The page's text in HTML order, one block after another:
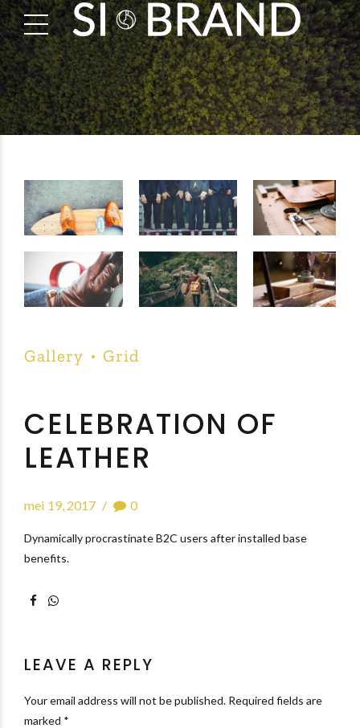
Gallery Grid
CELEBRATION OF
LEATHER
mei 19, 2017 0
Dynamically procrastinate B2C users after installed base
benefits.
LEAVE A REPLY
Your email address will not be published. Required fields are
marked *